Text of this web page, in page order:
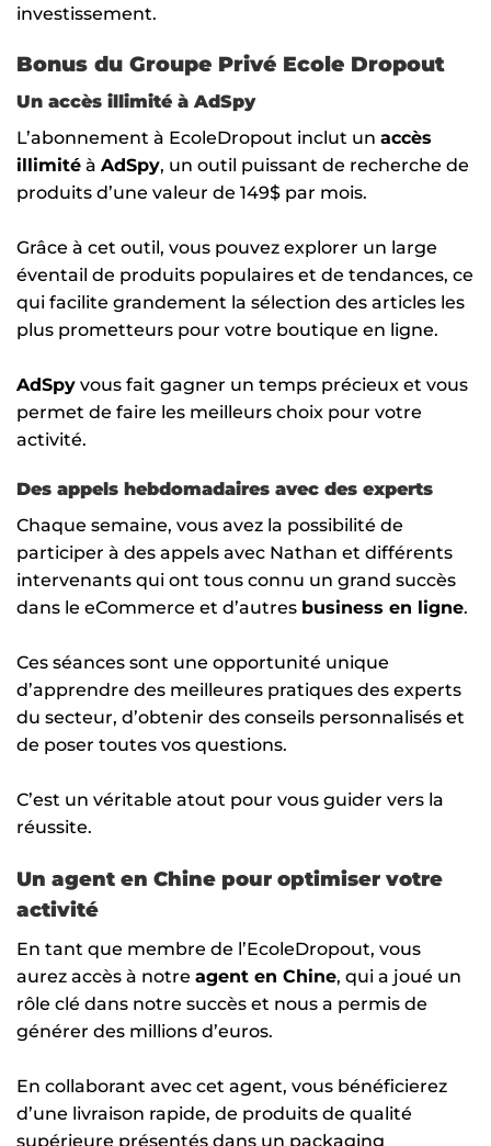
investissement.
Bonus du Groupe Privé Ecole Dropout
Un accès illimité à AdSpy
L’abonnement à EcoleDropout inclut un accès
illimité à AdSpy, un outil puissant de recherche de
produits d’une valeur de 149$ par mois.
Grâce à cet outil, vous pouvez explorer un large
éventail de produits populaires et de tendances, ce
qui facilite grandement la sélection des articles les
plus prometteurs pour votre boutique en ligne.
AdSpy vous fait gagner un temps précieux et vous
permet de faire les meilleurs choix pour votre
activité.
Des appels hebdomadaires avec des experts
Chaque semaine, vous avez la possibilité de
participer à des appels avec Nathan et différents
intervenants qui ont tous connu un grand succès
dans le eCommerce et d’autres business en ligne.
Ces séances sont une opportunité unique
d’apprendre des meilleures pratiques des experts
du secteur, d’obtenir des conseils personnalisés et
de poser toutes vos questions.
C’est un véritable atout pour vous guider vers la
réussite.
Un agent en Chine pour optimiser votre
activité
En tant que membre de l’EcoleDropout, vous
aurez accès à notre agent en Chine, qui a joué un
rôle clé dans notre succès et nous a permis de
générer des millions d’euros.
En collaborant avec cet agent, vous bénéficierez
d’une livraison rapide, de produits de qualité
supérieure présentés dans un packaging